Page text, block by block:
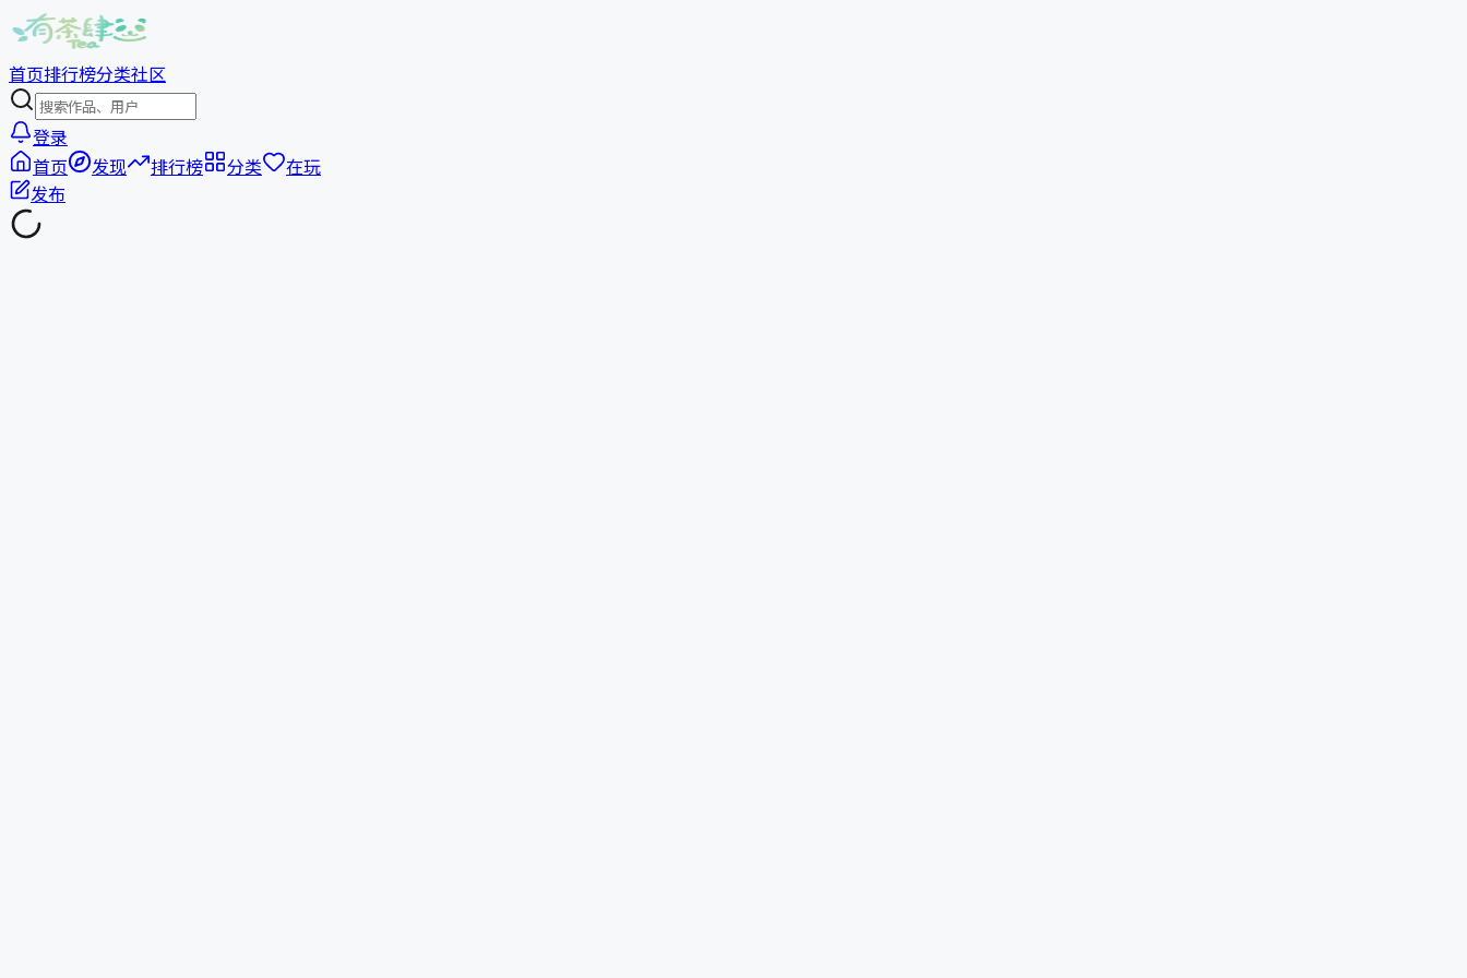
首页排行榜分类社区
登录
首页
发现 排行榜 分类
在玩
发布